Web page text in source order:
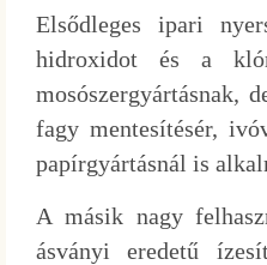
Elsődleges ipari
hidroxidot és a
mosószergyártásnak,
fagy mentesítésér,
papírgyártásnál is
A másik nagy
ásványi eredetű